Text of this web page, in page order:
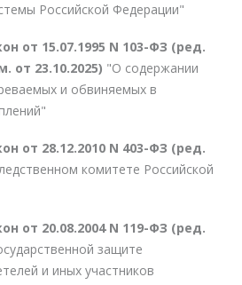
Российской Федерации"
от 15.07.1995 N 103-ФЗ (ред.
от 23.10.2025) "О содержании
и обвиняемых в
от 28.12.2010 N 403-ФЗ (ред.
комитете Российской
от 20.08.2004 N 119-ФЗ (ред.
защите
и иных участников